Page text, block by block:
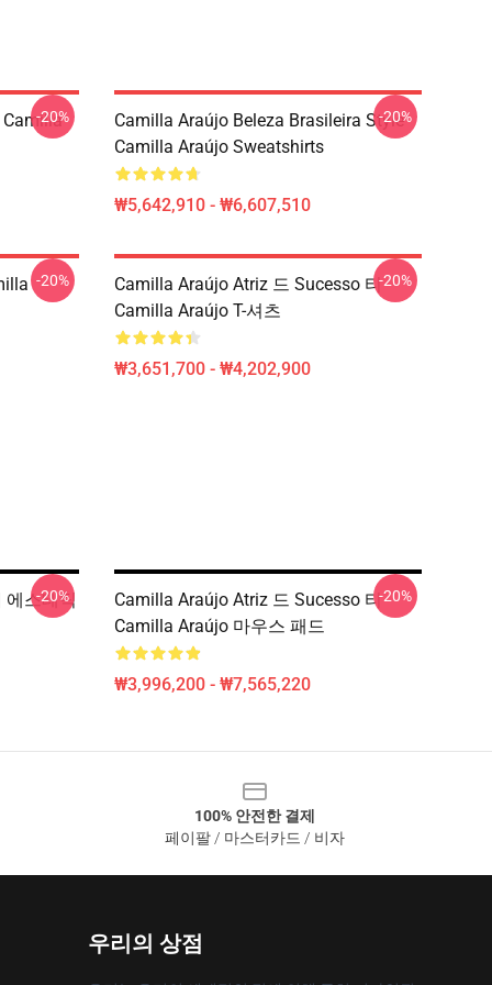
-20%
Camilla Araújo Beleza Brasileira Style
Camilla Araújo Sweatshirts
₩5,642,910 - ₩6,607,510
-20%
-20%
Camilla Araújo Atriz 드 Sucesso 티
Camilla Araújo T-셔츠
₩3,651,700 - ₩4,202,900
-20%
에스테틱
-20%
Camilla Araújo Atriz 드 Sucesso 티
Camilla Araújo 마우스 패드
₩3,996,200 - ₩7,565,220
-20%
100% 안전한 결제
페이팔 / 마스터카드 / 비자
우리의 상점